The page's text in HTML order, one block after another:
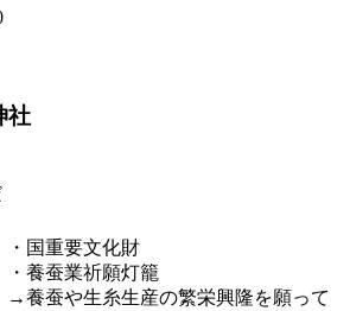
社
・国重要文化財
・養蚕業祈願灯籠
→養蚕や生糸生産の繁栄興隆を願って